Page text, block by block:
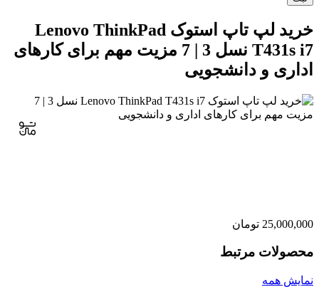
خرید لپ تاپ استوک Lenovo ThinkPad
T431s i7 نسل 3 | 7 مزیت مهم برای کارهای
اداری و دانشجویی
25,000,000 تومان
محصولات مرتبط
نمایش همه